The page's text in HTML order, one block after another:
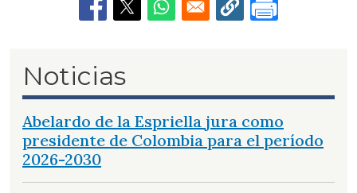
Noticias
Abelardo de la Espriella jura como
presidente de Colombia para el período
2026-2030